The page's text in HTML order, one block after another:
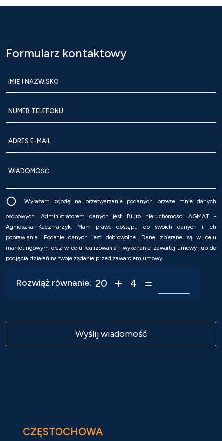
Formularz kontaktowy
IMIĘ I NAZWISKO
NUMER TELEFONU
ADRES E-MAIL
WIADOMOŚĆ
Wyrażam zgodę na przetwarzanie podanych przeze mnie danych
osobowych. Administratorem danych jest Biuro nieruchomości AGMAT -
Agnieszka Kaczmarzyk. Mam prawo dostępu do swoich danych i ich
poprawiania. Podanie danych jest dobrowolne. Dane zbierane są w celu
marketingowym oraz w celu realizowania i wykonania zawartej umowy lub do
podjęcia działań na twoje żądanie przed zawarciem umowy.
Rozwiąż równanie: 20 4
CZĘSTOCHOWA